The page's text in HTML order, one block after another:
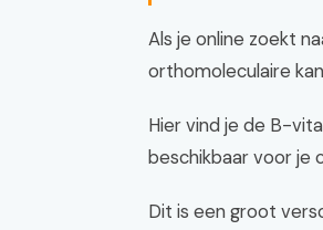
Als je online zoekt
orthomoleculaire
Hier vind je de B-
beschikbaar voor je
Dit is een groot